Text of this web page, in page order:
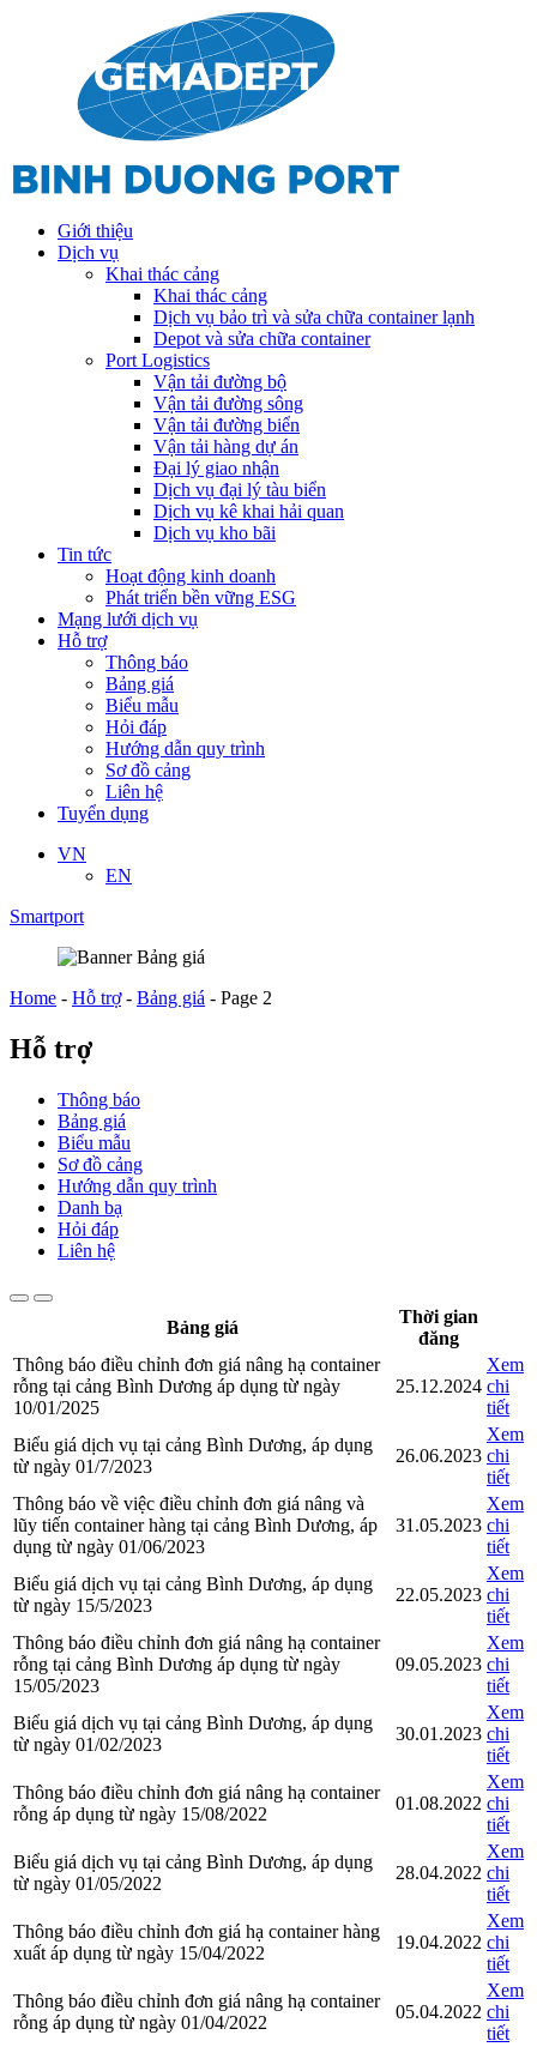
Giới thiệu
Dịch vụ
Khai thác cảng
Khai thác cảng
Dịch vụ bảo trì và sửa chữa container lạnh
Depot và sửa chữa container
Port Logistics
Vận tải đường bộ
Vận tải đường sông
Vận tải đường biển
Vận tải hàng dự án
Đại lý giao nhận
Dịch vụ đại lý tàu biển
Dịch vụ kê khai hải quan
Dịch vụ kho bãi
Tin tức
Hoạt động kinh doanh
Phát triển bền vững ESG
Mạng lưới dịch vụ
Hỗ trợ
Thông báo
Bảng giá
Biểu mẫu
Hỏi đáp
Hướng dẫn quy trình
Sơ đồ cảng
Liên hệ
Tuyển dụng
VN
EN
Smartport
Home - Hỗ trợ- Bảng giá - Page 2
Hỗ trợ
Thông báo
Bảng giá
Biểu mẫu
Sơ đồ cảng
Hướng dẫn quy trình
Danh bạ
Hỏi đáp
Liên hệ
Bảng giá
Thời gian
đăng
Thông báo điều chỉnh đơn giá nâng hạ container
rỗng tại cảng Bình Dương áp dụng từ ngày
10/01/2025
25.12.2024
Xem
chi
tiết
Biểu giá dịch vụ tại cảng Bình Dương, áp dụng
từ ngày 01/7/2023
26.06.2023
Xem
chi
tiết
Thông báo về việc điều chỉnh đơn giá nâng và
lũy tiến container hàng tại cảng Bình Dương, áp
dụng từ ngày 01/06/2023
31.05.2023
Xem
chi
tiết
Biểu giá dịch vụ tại cảng Bình Dương, áp dụng
từ ngày 15/5/2023
22.05.2023
Xem
chi
tiết
Thông báo điều chỉnh đơn giá nâng hạ container
rỗng tại cảng Bình Dương áp dụng từ ngày
15/05/2023
09.05.2023
Xem
chi
tiết
Biểu giá dịch vụ tại cảng Bình Dương, áp dụng
từ ngày 01/02/2023
30.01.2023
Xem
chi
tiết
Thông báo điều chỉnh đơn giá nâng hạ container
rỗng áp dụng từ ngày 15/08/2022
01.08.2022
Xem
chi
tiết
Biểu giá dịch vụ tại cảng Bình Dương, áp dụng
từ ngày 01/05/2022
28.04.2022
Xem
chi
tiết
Thông báo điều chỉnh đơn giá hạ container hàng
xuất áp dụng từ ngày 15/04/2022
19.04.2022
Xem
chi
tiết
Thông báo điều chỉnh đơn giá nâng hạ container
rỗng áp dụng từ ngày 01/04/2022
05.04.2022
Xem
chi
tiết